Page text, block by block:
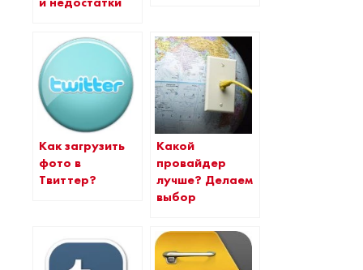
Как загрузить
фото в
Твиттер?
Какой
провайдер
лучше? Делаем
выбор